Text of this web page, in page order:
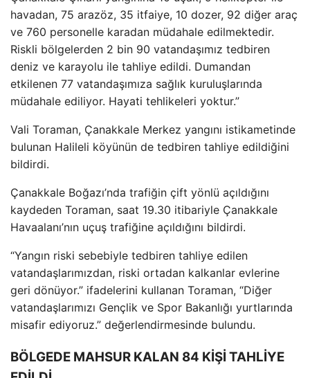
havadan, 75 arazöz, 35 itfaiye, 10 dozer, 92 diğer araç
ve 760 personelle karadan müdahale edilmektedir.
Riskli bölgelerden 2 bin 90 vatandaşımız tedbiren
deniz ve karayolu ile tahliye edildi. Dumandan
etkilenen 77 vatandaşımıza sağlık kuruluşlarında
müdahale ediliyor. Hayati tehlikeleri yoktur.”
Vali Toraman, Çanakkale Merkez yangını istikametinde
bulunan Halileli köyünün de tedbiren tahliye edildiğini
bildirdi.
Çanakkale Boğazı’nda trafiğin çift yönlü açıldığını
kaydeden Toraman, saat 19.30 itibariyle Çanakkale
Havaalanı’nın uçuş trafiğine açıldığını bildirdi.
“Yangın riski sebebiyle tedbiren tahliye edilen
vatandaşlarımızdan, riski ortadan kalkanlar evlerine
geri dönüyor.” ifadelerini kullanan Toraman, “Diğer
vatandaşlarımızı Gençlik ve Spor Bakanlığı yurtlarında
misafir ediyoruz.” değerlendirmesinde bulundu.
BÖLGEDE MAHSUR KALAN 84 KİŞİ TAHLİYE